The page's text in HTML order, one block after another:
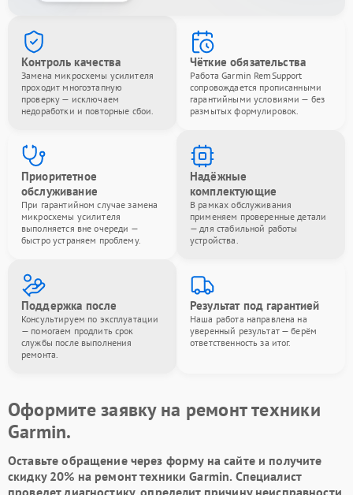
Контроль качества
Замена микросхемы усилителя
проходит многоэтапную
проверку — исключаем
недоработки и повторные сбои.
Чёткие обязательства
Работа Garmin RemSupport
сопровождается прописанными
гарантийными условиями — без
размытых формулировок.
Приоритетное
обслуживание
При гарантийном случае замена
микросхемы усилителя
выполняется вне очереди —
быстро устраняем проблему.
Надёжные
комплектующие
В рамках обслуживания
применяем проверенные детали
— для стабильной работы
устройства.
Поддержка после
Консультируем по эксплуатации
— помогаем продлить срок
службы после выполнения
ремонта.
Результат под гарантией
Наша работа направлена на
уверенный результат — берём
ответственность за итог.
Оформите заявку на ремонт техники
Garmin.
Оставьте обращение через форму на сайте и получите
скидку 20% на ремонт техники Garmin. Специалист
проведет диагностику, определит причину неисправности